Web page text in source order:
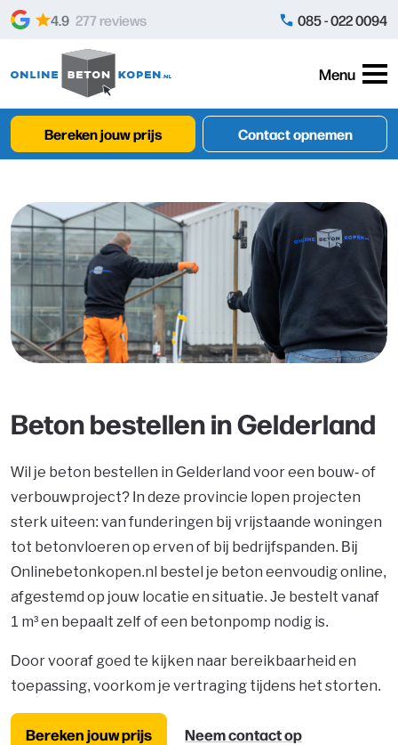
Skip to content
4.9 277 reviews 085 - 022 0094
Menu
Bereken jouw prijs Contact opnemen
Beton bestellen in Gelderland
Wil je beton bestellen in Gelderland voor een bouw- of
verbouwproject? In deze provincie lopen projecten
sterk uiteen: van funderingen bij vrijstaande woningen
tot betonvloeren op erven of bij bedrijfspanden. Bij
Onlinebetonkopen.nl bestel je beton eenvoudig online,
afgestemd op jouw locatie en situatie. Je bestelt vanaf
1 m³ en bepaalt zelf of een betonpomp nodig is.
Door vooraf goed te kijken naar bereikbaarheid en
toepassing, voorkom je vertraging tijdens het storten.
Bereken jouw prijs Neem contact op